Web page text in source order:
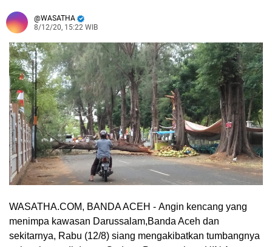
WASATHA
8/12/20, 15:22 WIB
WASATHA.COM, BANDA ACEH - Angin kencang yang
menimpa kawasan Darussalam,Banda Aceh dan
sekitarnya, Rabu (12/8) siang mengakibatkan tumbangnya